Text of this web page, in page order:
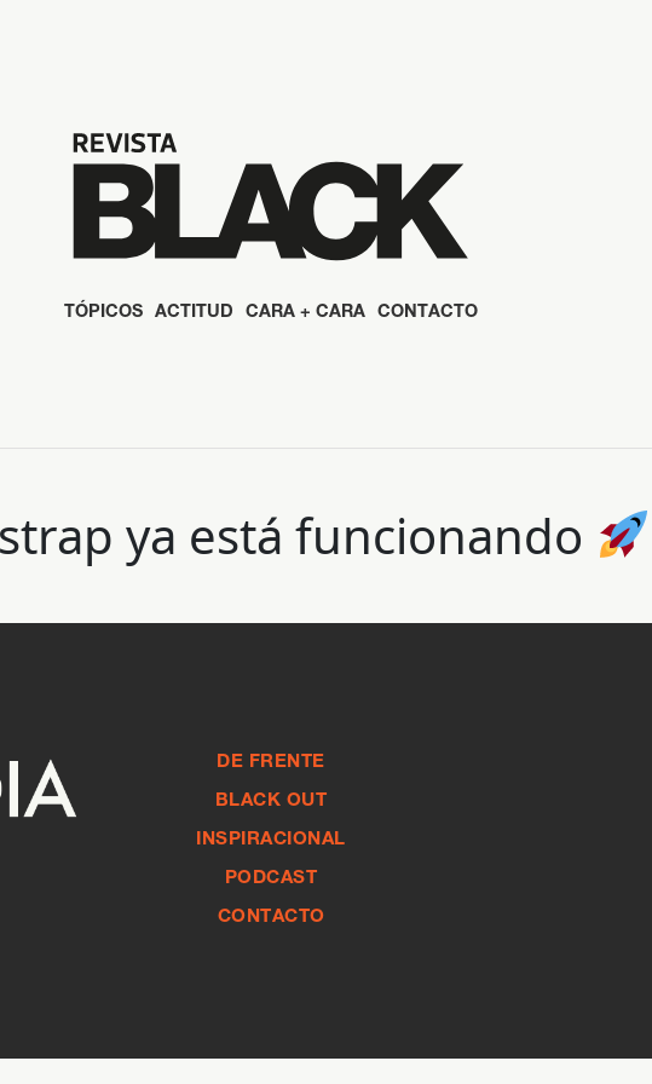
TÓPICOS ACTITUD CARA + CARA CONTACTO
ya está funcionando
DE FRENTE
BLACK OUT
INSPIRACIONAL
PODCAST
CONTACTO